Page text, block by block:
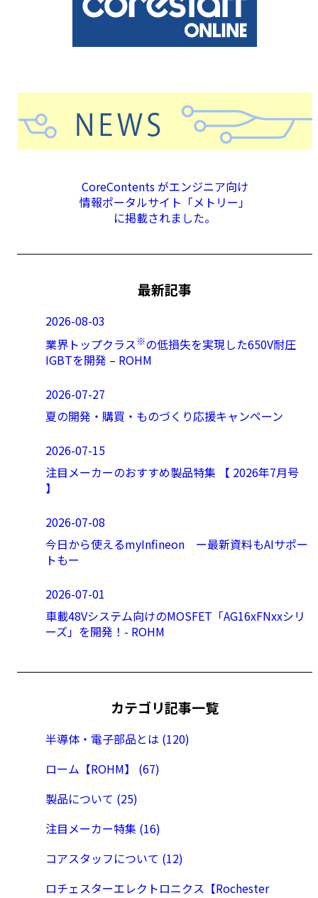
CoreContents がエンジニア向け
情報ポータルサイト「メトリー」
に掲載されました。
最新記事
2026-08-03
業界トップクラス※の低損失を実現した650V耐圧
IGBTを開発 – ROHM
2026-07-27
夏の開発・購買・ものづくり応援キャンペーン
2026-07-15
注目メーカーのおすすめ製品特集 【 2026年7月号
】
2026-07-08
今日から使えるmyInfineon ー最新資料もAIサポー
トもー
2026-07-01
車載48Vシステム向けのMOSFET「AG16xFNxxシリ
ーズ」を開発！- ROHM
カテゴリ記事一覧
半導体・電子部品とは (120)
ローム【ROHM】 (67)
製品について (25)
注目メーカー特集 (16)
コアスタッフについて (12)
ロチェスターエレクトロニクス【Rochester